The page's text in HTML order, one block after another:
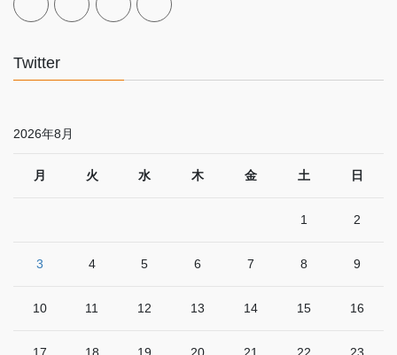
Twitter
2026年8月
月 火 水 木 金 土 日
1 2
3 4 5 6 7 8 9
10 11 12 13 14 15 16